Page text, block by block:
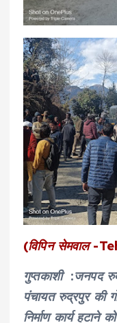
(विपिन सेमवाल -
गुप्तकाशी :जनपद
पंचायत रुद्रपुर की
निर्माण कार्य